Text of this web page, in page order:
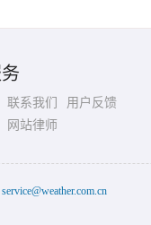
联系我们
用户反馈
网站律师
service@weather.com.cn